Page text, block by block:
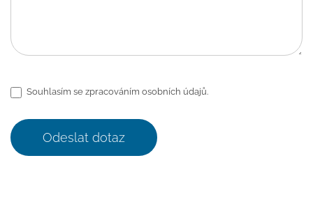
Souhlasím se zpracováním osobních údajů.
Odeslat dotaz